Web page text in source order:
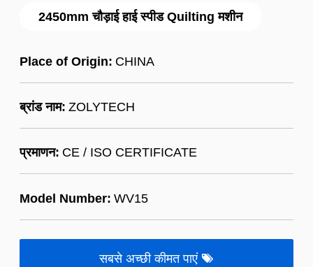
2450mm चौड़ाई हाई स्पीड Quilting मशीन
Place of Origin: CHINA
ब्रांड नाम: ZOLYTECH
प्रमाणन: CE / ISO CERTIFICATE
Model Number: WV15
सबसे अच्छी कीमत पाएं